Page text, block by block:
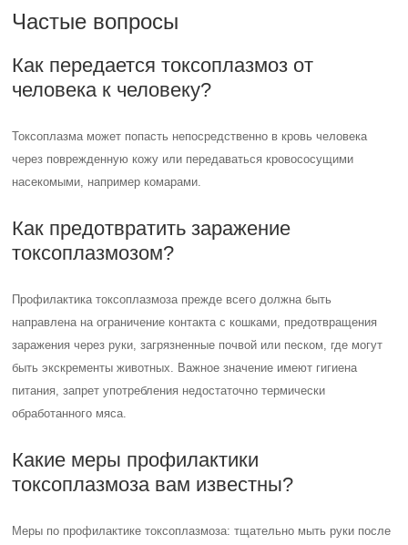
Частые вопросы
Как передается токсоплазмоз от
человека к человеку?
Токсоплазма может попасть непосредственно в кровь человека
через поврежденную кожу или передаваться кровососущими
насекомыми, например комарами.
Как предотвратить заражение
токсоплазмозом?
Профилактика токсоплазмоза прежде всего должна быть
направлена на ограничение контакта с кошками, предотвращения
заражения через руки, загрязненные почвой или песком, где могут
быть экскременты животных. Важное значение имеют гигиена
питания, запрет употребления недостаточно термически
обработанного мяса.
Какие меры профилактики
токсоплазмоза вам известны?
Меры по профилактике токсоплазмоза: тщательно мыть руки после